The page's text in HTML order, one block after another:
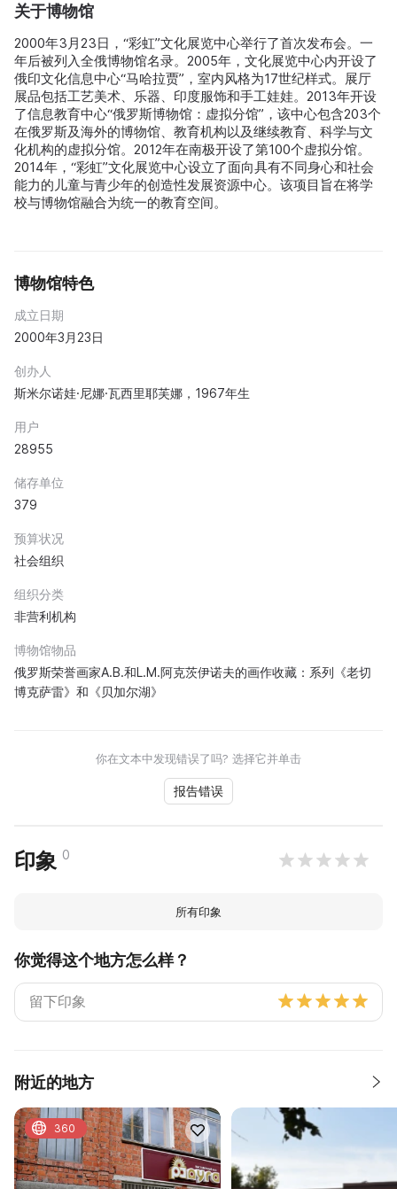
关于博物馆
2000年3月23日，“彩虹”文化展览中心举行了首次发布会。一
年后被列入全俄博物馆名录。2005年，文化展览中心内开设了
俄印文化信息中心“马哈拉贾”，室内风格为17世纪样式。展厅
展品包括工艺美术、乐器、印度服饰和手工娃娃。2013年开设
了信息教育中心“俄罗斯博物馆：虚拟分馆”，该中心包含203个
在俄罗斯及海外的博物馆、教育机构以及继续教育、科学与文
化机构的虚拟分馆。2012年在南极开设了第100个虚拟分馆。
2014年，“彩虹”文化展览中心设立了面向具有不同身心和社会
能力的儿童与青少年的创造性发展资源中心。该项目旨在将学
校与博物馆融合为统一的教育空间。
博物馆特色
成立日期
2000年3月23日
创办人
斯米尔诺娃·尼娜·瓦西里耶芙娜，1967年生
用户
28955
储存单位
379
预算状况
社会组织
组织分类
非营利机构
博物馆物品
俄罗斯荣誉画家A.В.和L.М.阿克茨伊诺夫的画作收藏：系列《老切
博克萨雷》和《贝加尔湖》
你在文本中发现错误了吗? 选择它并单击
报告错误
印象 0
所有印象
你觉得这个地方怎么样？
附近的地方
360